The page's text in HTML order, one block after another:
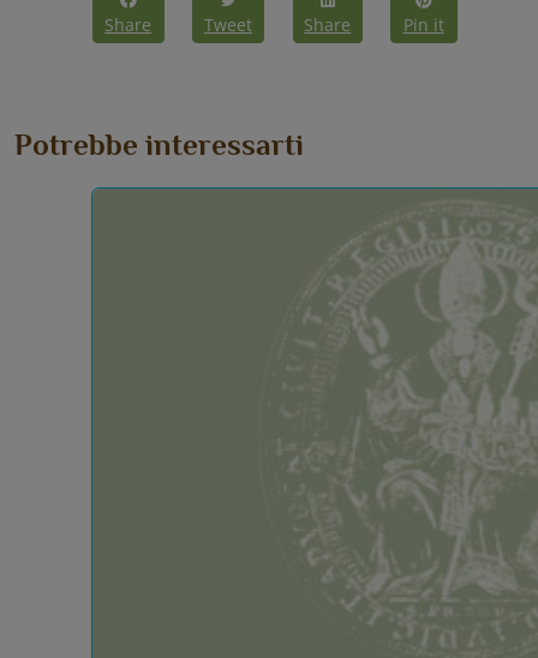
Share Tweet Share Pin it
Potrebbe interessarti